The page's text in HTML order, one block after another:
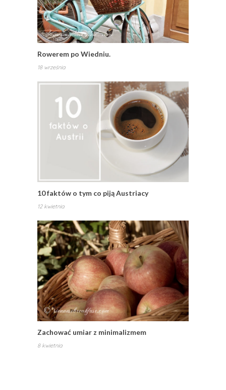
Rowerem po Wiedniu.
18 września
10 faktów o tym co piją Austriacy
12 kwietnia
Zachować umiar z minimalizmem
8 kwietnia